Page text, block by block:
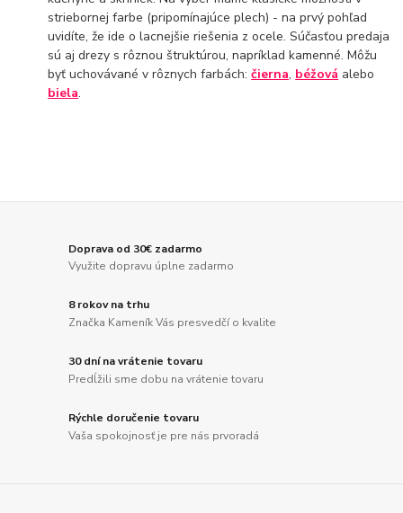
striebornej farbe (pripomínajúce plech) - na prvý pohľad
uvidíte, že ide o lacnejšie riešenia z ocele. Súčasťou predaja
sú aj drezy s rôznou štruktúrou, napríklad kamenné. Môžu
byť uchovávané v rôznych farbách:čierna, béžová alebo
biela.
Doprava od 30€ zadarmo
Využite dopravu úplne zadarmo
8 rokov na trhu
Značka Kameník Vás presvedčí o kvalite
30 dní na vrátenie tovaru
Predĺžili sme dobu na vrátenie tovaru
Rýchle doručenie tovaru
Vaša spokojnosť je pre nás prvoradá